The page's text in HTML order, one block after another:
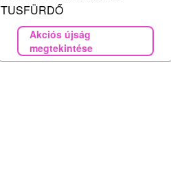
TUSFÜRDŐ
Akciós újság
megtekintése